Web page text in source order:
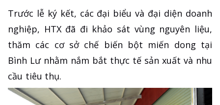
Trước lễ ký kết, các đại biểu và đại diện doanh
nghiệp, HTX đã đi khảo sát vùng nguyên liệu,
thăm các cơ sở chế biến bột miến dong tại
Bình Lư nhằm nắm bắt thực tế sản xuất và nhu
cầu tiêu thụ.